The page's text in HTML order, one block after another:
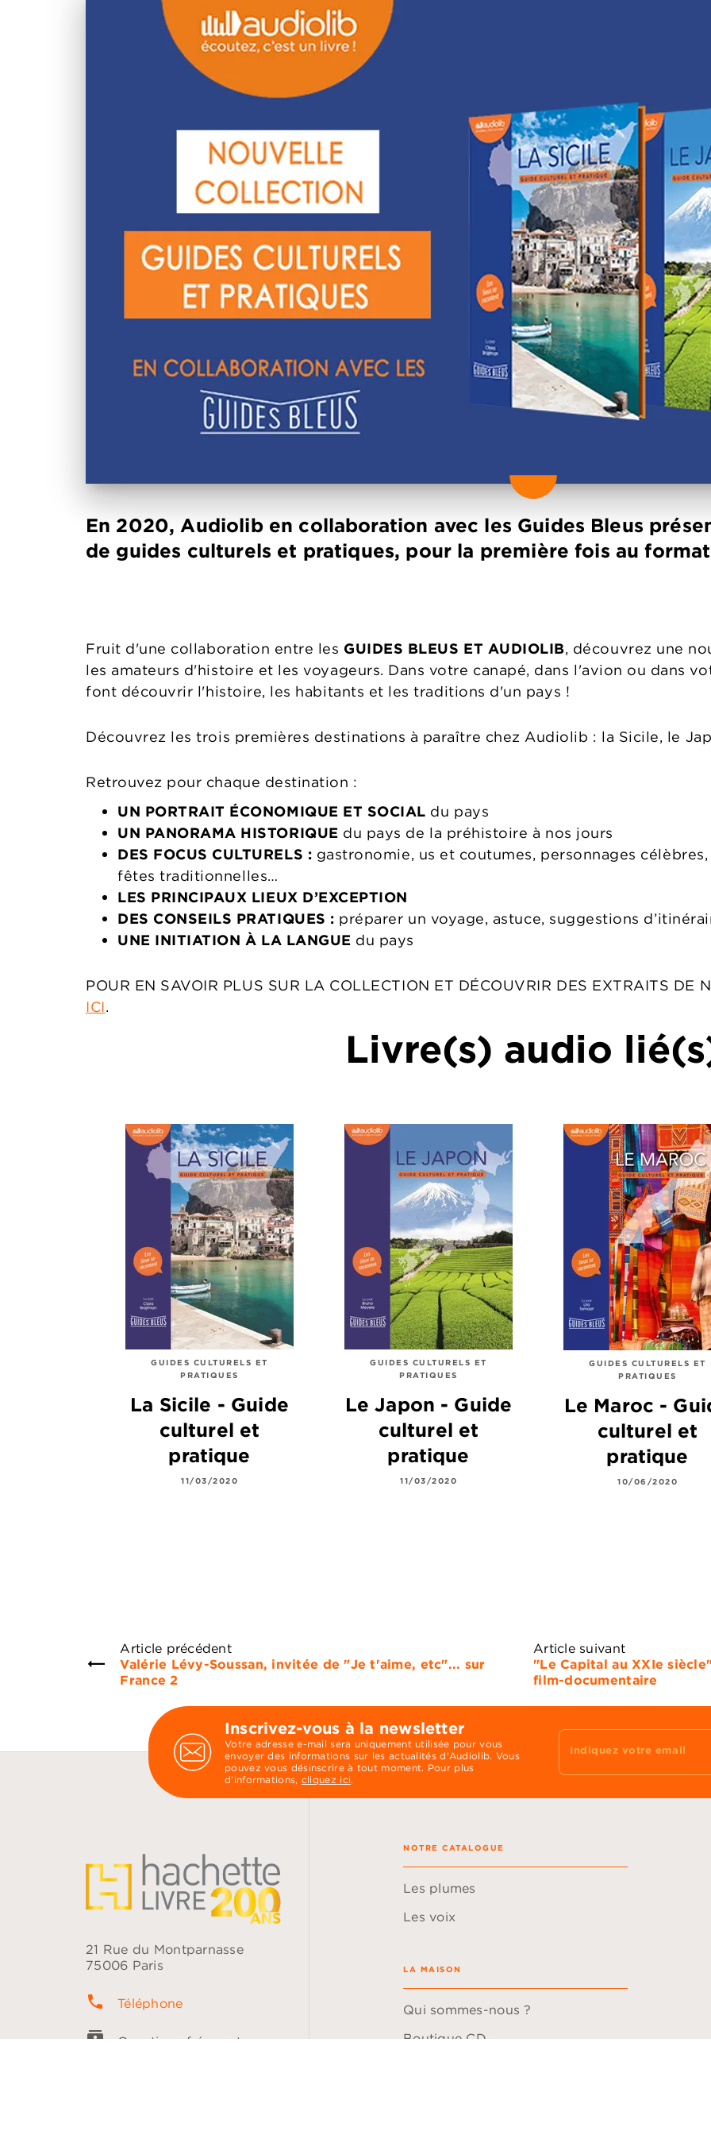
En 2020, Audiolib en collaboration avec les Guides Bleus
de guides culturels et pratiques, pour la première fois au
Fruit d'une collaboration entre les GUIDES BLEUS ET AUDIOLIB, découvrez une
les amateurs d'histoire et les voyageurs. Dans votre canapé, dans l'avion ou dans
font découvrir l'histoire, les habitants et les traditions d'un pays !
Découvrez les trois premières destinations à paraître chez Audiolib : la Sicile, le
Retrouvez pour chaque destination :
UN PORTRAIT ÉCONOMIQUE ET SOCIAL du pays
UN PANORAMA HISTORIQUE du pays de la préhistoire à nos jours
DES FOCUS CULTURELS : gastronomie, us et coutumes, personnages
fêtes traditionnelles…
LES PRINCIPAUX LIEUX D’EXCEPTION
DES CONSEILS PRATIQUES : préparer un voyage, astuce, suggestions
UNE INITIATION À LA LANGUE du pays
POUR EN SAVOIR PLUS SUR LA COLLECTION ET DÉCOUVRIR DES EXTRAITS DE
ICI.
Livre(s) audio
GUIDES CULTURELS ET
PRATIQUES
La Sicile - Guide
culturel et
pratique
11/03/2020
GUIDES CULTURELS ET
PRATIQUES
Le Japon - Guide
culturel et
pratique
11/03/2020
GUIDES CULTURELS ET
PRATIQUES
Le Maroc -
culturel et
pratique
10/06/2020
Article précédent
Valérie Lévy-Soussan, invitée de "Je t'aime, etc"... sur
France 2
Article suivant
"Le Capital au XXIe
film-documentaire
Inscrivez-vous à la newsletter
Votre adresse e-mail sera uniquement utilisée pour vous
envoyer des informations sur les actualités d'Audiolib. Vous
pouvez vous désinscrire à tout moment. Pour plus
d’informations, cliquez ici.
Indiquez votre email
21 Rue du Montparnasse
75006 Paris
phone Téléphone
contacts Questions fréquentes
NOTRE CATALOGUE
Les plumes
Les voix
LA MAISON
Qui sommes-nous ?
Boutique CD